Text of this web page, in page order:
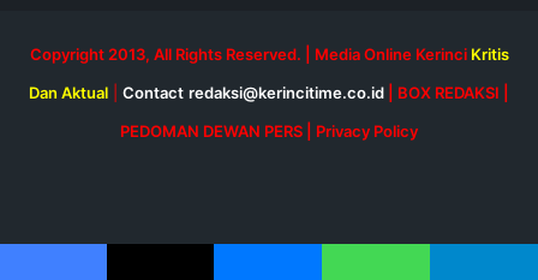
Copyright 2013, All Rights Reserved. | Media Online Kerinci Kritis
Dan Aktual
Contact redaksi@kerincitime.co.id BOX REDAKSI
PEDOMAN DEWAN PERS
Privacy Policy